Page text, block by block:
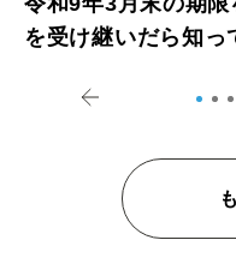
を受け継いだら知っ